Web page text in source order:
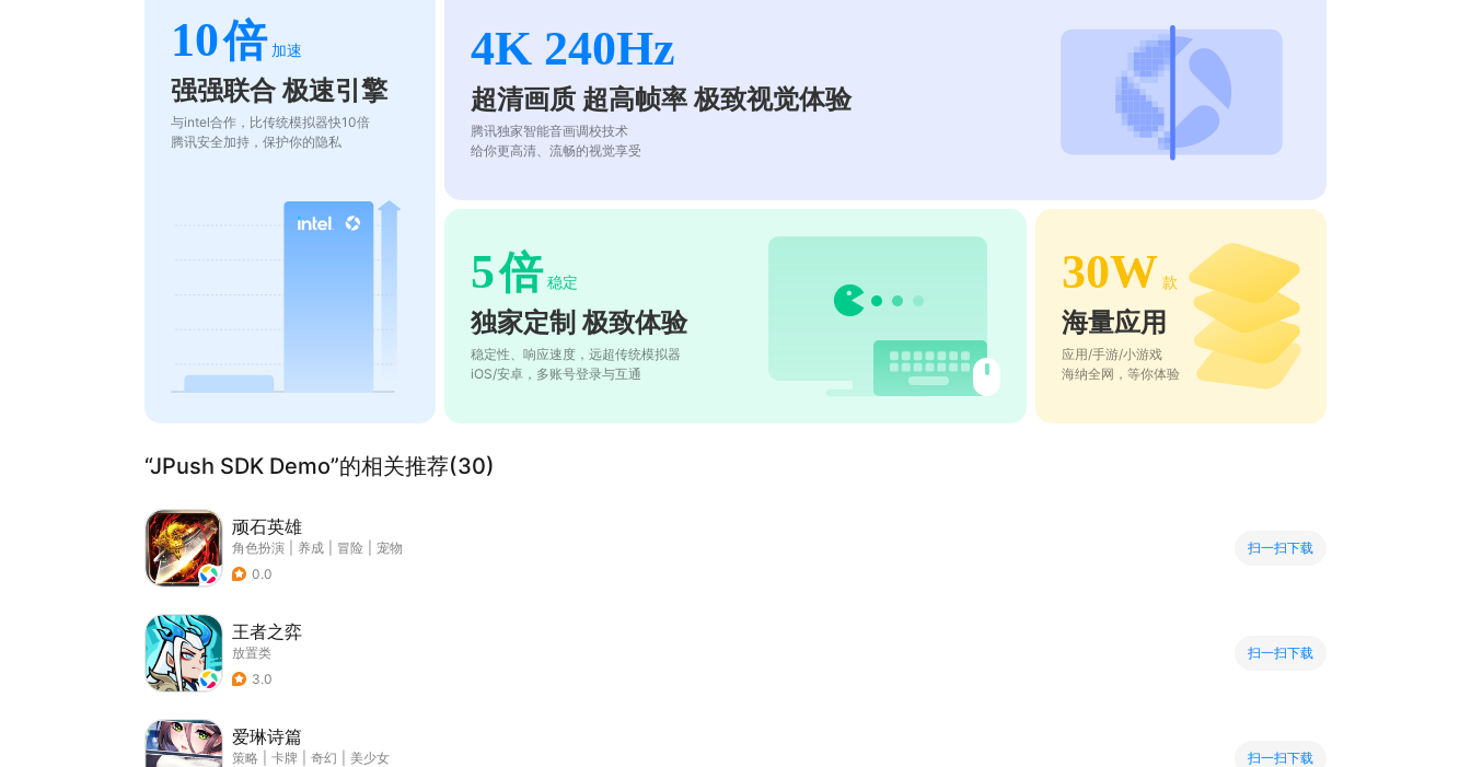
10倍 加速
强强联合 极速引擎
与intel合作，比传统模拟器快10倍
腾讯安全加持，保护你的隐私
4K 240Hz
超清画质 超高帧率 极致视觉体验
腾讯独家智能音画调校技术
给你更高清、流畅的视觉享受
5倍 稳定
独家定制 极致体验
稳定性、响应速度，远超传统模拟器
iOS/安卓，多账号登录与互通
30W 款
海量应用
应用/手游/小游戏
海纳全网，等你体验
“JPush SDK Demo”的相关推荐(30)
顽石英雄
角色扮演 养成 冒险
宠物
0.0
扫一扫下载
王者之弈
放置类
3.0
扫一扫下载
爱琳诗篇
策略 卡牌 奇幻
美少女
扫一扫下载